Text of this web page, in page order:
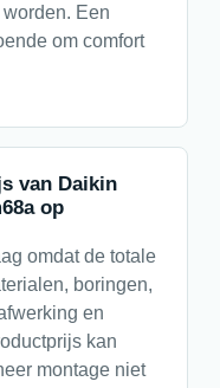
Een
om comfort
van Daikin
op
omdat de totale
boringen,
en
kan
montage niet